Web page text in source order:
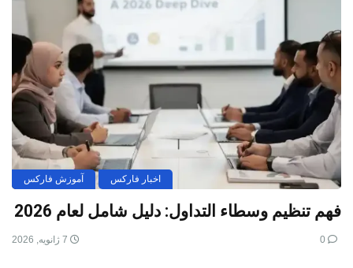
اخبار فارکس آموزش فارکس
فهم تنظيم وسطاء التداول: دليل شامل لعام 2026